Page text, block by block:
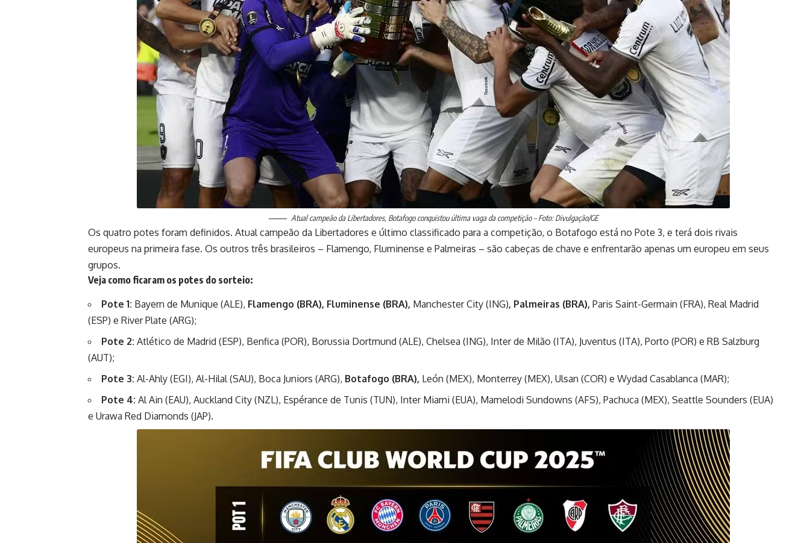
Atual campeão da Libertadores, Botafogo conquistou última vaga da competição – Foto: Divulgação/GE
Os quatro potes foram definidos. Atual campeão da Libertadores e último classificado para a competição, o Botafogo está no Pote 3, e terá dois rivais
europeus na primeira fase. Os outros três brasileiros – Flamengo, Fluminense e Palmeiras – são cabeças de chave e enfrentarão apenas um europeu em seus
grupos.
Veja como ficaram os potes do sorteio:
Pote 1: Bayern de Munique (ALE), Flamengo (BRA), Fluminense (BRA), Manchester City (ING), Palmeiras (BRA), Paris Saint-Germain (FRA), Real Madrid
(ESP) e River Plate (ARG);
Pote 2: Atlético de Madrid (ESP), Benfica (POR), Borussia Dortmund (ALE), Chelsea (ING), Inter de Milão (ITA), Juventus (ITA), Porto (POR) e RB Salzburg
(AUT);
Pote 3: Al-Ahly (EGI), Al-Hilal (SAU), Boca Juniors (ARG), Botafogo (BRA), León (MEX), Monterrey (MEX), Ulsan (COR) e Wydad Casablanca (MAR);
Pote 4: Al Ain (EAU), Auckland City (NZL), Espérance de Tunis (TUN), Inter Miami (EUA), Mamelodi Sundowns (AFS), Pachuca (MEX), Seattle Sounders (EUA)
e Urawa Red Diamonds (JAP).